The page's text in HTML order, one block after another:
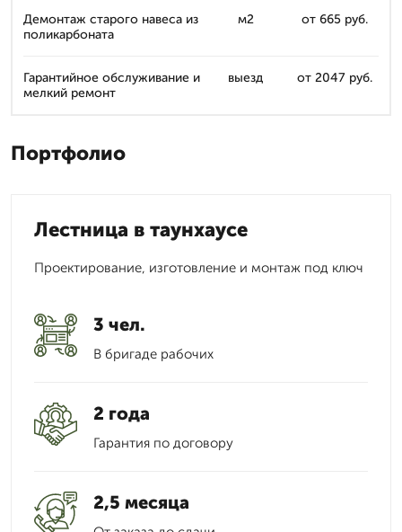
Демонтаж старого навеса из
поликарбоната
м2 от 665 руб.
Гарантийное обслуживание и
мелкий ремонт
выезд от 2047 руб.
Портфолио
Лестница в таунхаусе
Проектирование, изготовление и монтаж под ключ
3 чел.
В бригаде рабочих
2 года
Гарантия по договору
2,5 месяца